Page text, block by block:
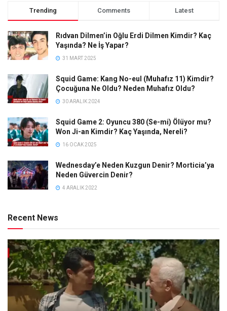
Trending Comments Latest
Rıdvan Dilmen’in Oğlu Erdi Dilmen Kimdir? Kaç
Yaşında? Ne İş Yapar?
31 MART 2025
Squid Game: Kang No-eul (Muhafız 11) Kimdir?
Çocuğuna Ne Oldu? Neden Muhafız Oldu?
30 ARALIK 2024
Squid Game 2: Oyuncu 380 (Se-mi) Ölüyor mu?
Won Ji-an Kimdir? Kaç Yaşında, Nereli?
16 OCAK 2025
Wednesday’e Neden Kuzgun Denir? Morticia’ya
Neden Güvercin Denir?
4 ARALIK 2022
Recent News